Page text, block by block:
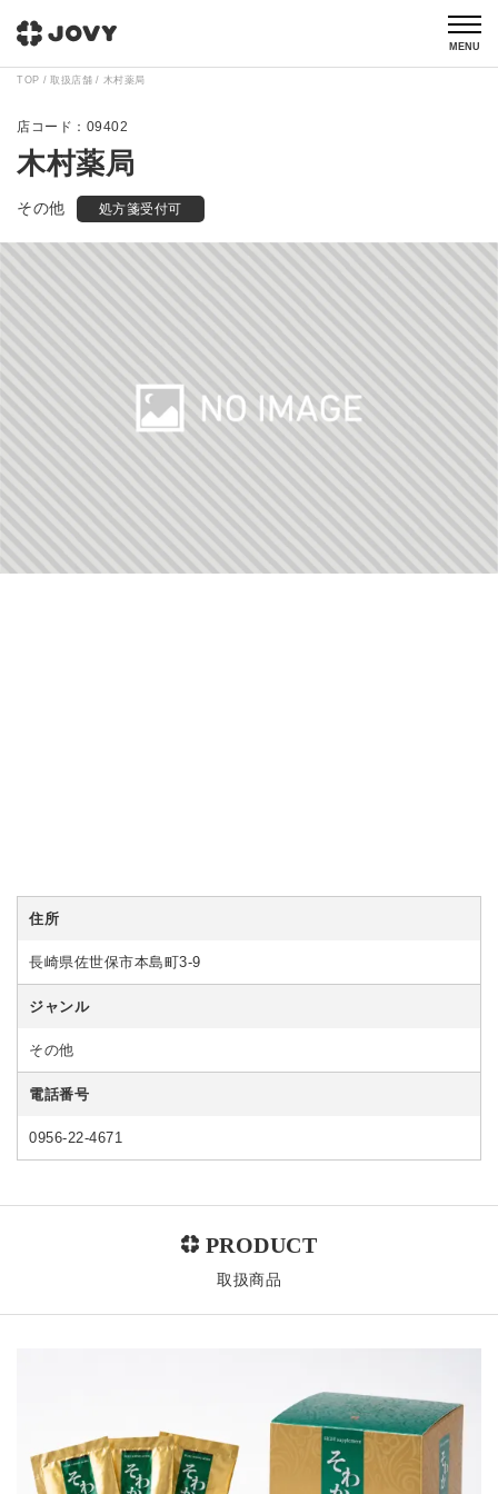
MENU
TOP 取扱店舗 木村薬局
09402
木村薬局
その他 処方箋受付可
住所
長崎県佐世保市本島町3-9
ジャンル
その他
電話番号
0956-22-4671
取扱商品